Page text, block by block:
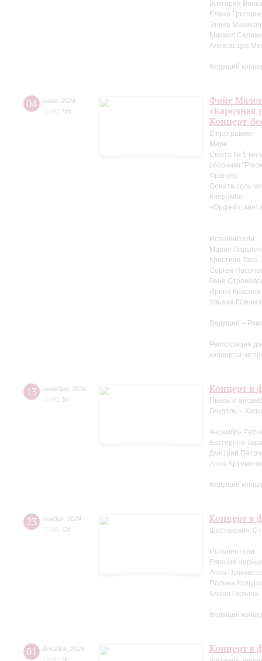
Виктория
Елена
Энвер Махаури
Михаил
Александра
Ведущий
04 июля 2024
15:00 Чт
Фойе
«Барочная
Концерт-
В программе:
Маре
Сюита № 5 ми
сборника
Франкёр
Соната соль
Клерамбо
«Орфей»,
Исполнители:
Мария
Кристина Таха
Сергей
Рене
Ирина Красная
Ульяна
Ведущий –
Регистрация
концерты не
13 октября 2024
15:00 Вс
Концерт в
Пьесы и
Гендель –
Ансамбль
Екатерина
Дмитрий
Анна
Ведущий
23 ноября 2024
15:00 Сб
Концерт в
Шостакович.
Исполнители:
Евгения
Анна Пучкова
Полина
Елена Гуркина
Ведущий
01 декабря 2024
15:00 Вс
Концерт в